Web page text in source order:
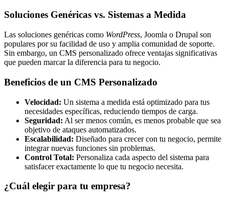
Soluciones Genéricas vs. Sistemas a Medida
Las soluciones genéricas como WordPress, Joomla o Drupal son
populares por su facilidad de uso y amplia comunidad de soporte.
Sin embargo, un CMS personalizado ofrece ventajas significativas
que pueden marcar la diferencia para tu negocio.
Beneficios de un CMS Personalizado
Velocidad: Un sistema a medida está optimizado para tus
necesidades específicas, reduciendo tiempos de carga.
Seguridad: Al ser menos común, es menos probable que sea
objetivo de ataques automatizados.
Escalabilidad: Diseñado para crecer con tu negocio, permite
integrar nuevas funciones sin problemas.
Control Total: Personaliza cada aspecto del sistema para
satisfacer exactamente lo que tu negocio necesita.
¿Cuál elegir para tu empresa?